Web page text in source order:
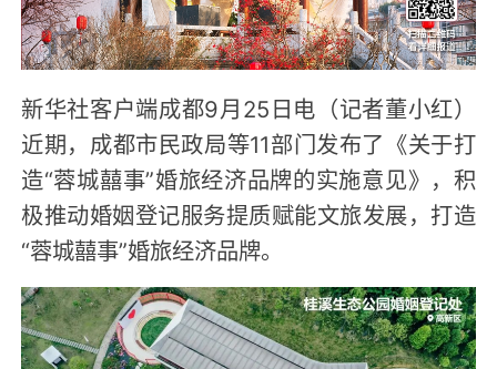
新华社客户端成都9月25日电（记者董小红）
近期，成都市民政局等11部门发布了《关于打
造“蓉城囍事”婚旅经济品牌的实施意见》，积
极推动婚姻登记服务提质赋能文旅发展，打造
“蓉城囍事”婚旅经济品牌。